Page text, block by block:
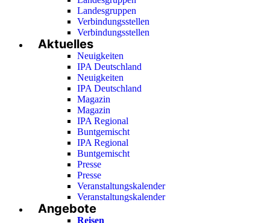
Landesgruppen
Verbindungsstellen
Verbindungsstellen
Aktuelles
Neuigkeiten
IPA Deutschland
Neuigkeiten
IPA Deutschland
Magazin
Magazin
IPA Regional
Buntgemischt
IPA Regional
Buntgemischt
Presse
Presse
Veranstaltungskalender
Veranstaltungskalender
Angebote
Reisen